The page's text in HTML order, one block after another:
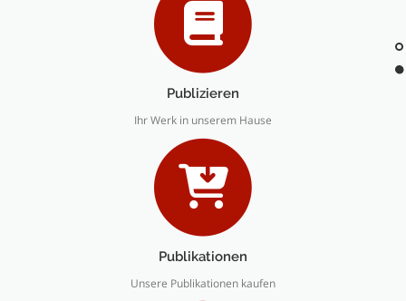
Publizieren
Ihr Werk in unserem Hause
Publikationen
Unsere Publikationen kaufen